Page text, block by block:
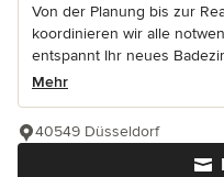
Von der Planung bis zur
koordinieren wir alle
entspannt Ihr neues
Mehr
40549 Düsseldorf